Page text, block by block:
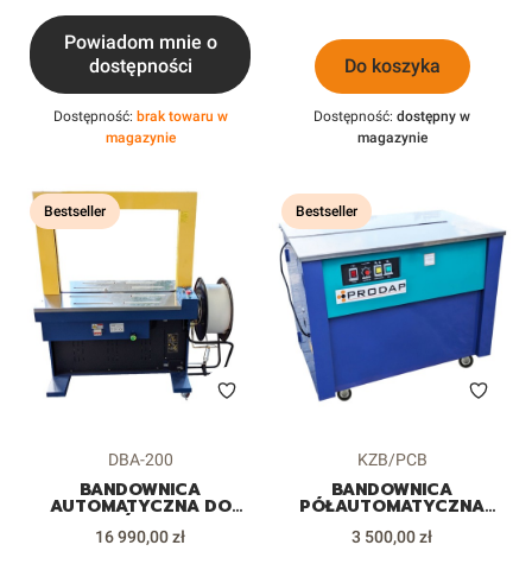
Powiadom mnie o
dostępności
Dostępność: brak towaru w
magazynie
Do koszyka
Dostępność: dostępny w
magazynie
Bestseller
Kod produktu
DBA-200
BANDOWNICA
AUTOMATYCZNA DO
KARTONÓW PUDEŁEK
PACZEK
Cena
16 990,00 zł
Bestseller
Kod produktu
KZB/PCB
BANDOWNICA
PÓŁAUTOMATYCZNA
KARTONÓW PUDEŁEK
Cena
3 500,00 zł